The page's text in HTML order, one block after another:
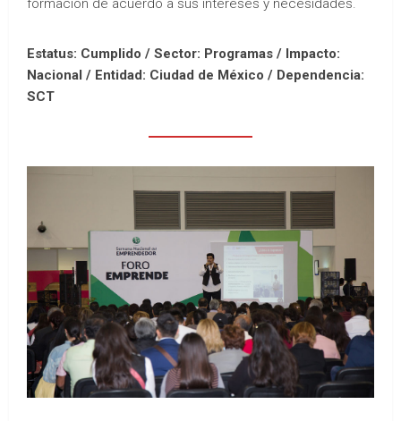
formación de acuerdo a sus intereses y necesidades.
Estatus: Cumplido / Sector: Programas / Impacto:
Nacional / Entidad: Ciudad de México / Dependencia:
SCT